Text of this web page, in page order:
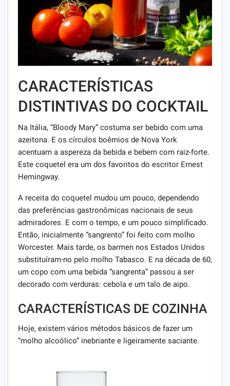
CARACTERÍSTICAS
DISTINTIVAS DO COCKTAIL
Na Itália, “Bloody Mary” costuma ser bebido com uma
azeitona. E os círculos boêmios de Nova York
acentuam a aspereza da bebida e bebem com raiz-forte.
Este coquetel era um dos favoritos do escritor Ernest
Hemingway.
A receita do coquetel mudou um pouco, dependendo
das preferências gastronômicas nacionais de seus
admiradores. E com o tempo, e um pouco simplificado.
Então, inicialmente “sangrento” foi feito com molho
Worcester. Mais tarde, os barmen nos Estados Unidos
substituíram-no pelo molho Tabasco. E na década de 60,
um copo com uma bebida “sangrenta” passou a ser
decorado com verduras: cebola e um talo de aipo.
CARACTERÍSTICAS DE COZINHA
Hoje, existem vários métodos básicos de fazer um
“molho alcoólico” inebriante e ligeiramente saciante.